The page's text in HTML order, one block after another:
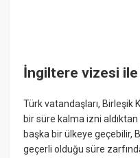
İngiltere vizesi
Türk vatandaşları, Birleşik
bir süre kalma izni
başka bir ülkeye geçebilir,
geçerli olduğu süre